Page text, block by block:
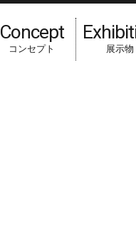
Concept
コンセプト 展示物